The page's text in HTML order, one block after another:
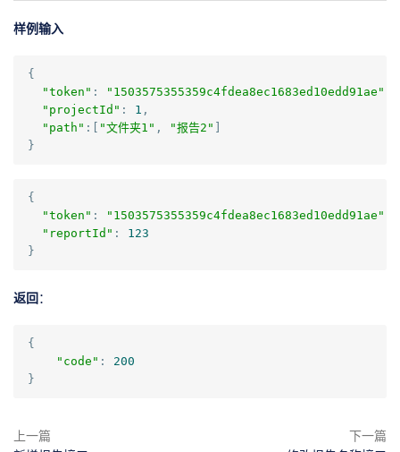
样例输入
{
"token" : "1503575355359c4fdea8ec1683ed10edd91ae"
"projectId" : 1 ,
"path" :[ "文件夹1" , "报告2"
}
{
"token" : "1503575355359c4fdea8ec1683ed10edd91ae"
"reportId" :
123
}
返回：
{
"code" :
200
}
上一篇
下一篇